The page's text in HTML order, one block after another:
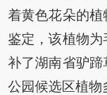
着黄色花朵的
鉴定，该植物
补了湖南省驴
公园候选区植物